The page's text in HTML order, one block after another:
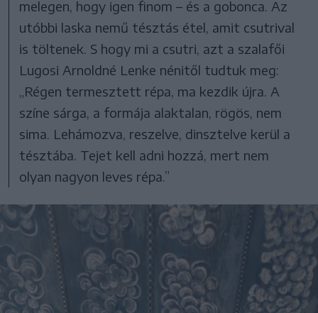
melegen, hogy igen finom – és a gobonca. Az
utóbbi laska nemű tésztás étel, amit csutrival
is töltenek. S hogy mi a csutri, azt a szalafői
Lugosi Arnoldné Lenke nénitől tudtuk meg:
„Régen termesztett répa, ma kezdik újra. A
színe sárga, a formája alaktalan, rögös, nem
sima. Lehámozva, reszelve, dinsztelve kerül a
tésztába. Tejet kell adni hozzá, mert nem
olyan nagyon leves répa.”